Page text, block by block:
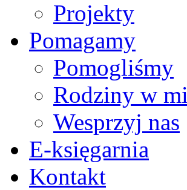
Projekty
Pomagamy
Pomogliśmy
Rodziny w
Wesprzyj nas
E-księgarnia
Kontakt